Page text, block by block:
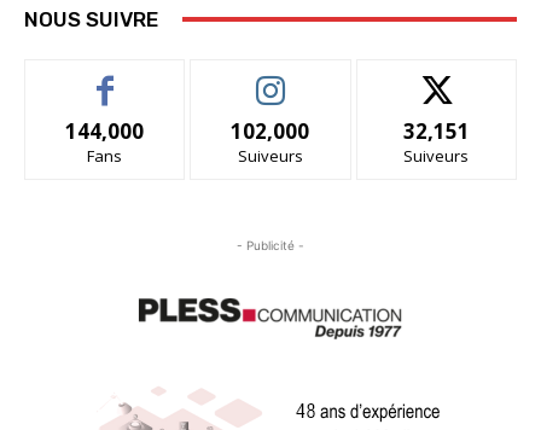
NOUS SUIVRE
144,000
Fans
102,000
Suiveurs
32,151
Suiveurs
- Publicité -